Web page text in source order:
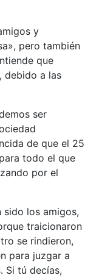
y
pero también
que
debido a las
ser
de que el 25
todo el que
por el
sido los amigos,
traicionaron
se rindieron,
para juzgar a
Si tú decías,